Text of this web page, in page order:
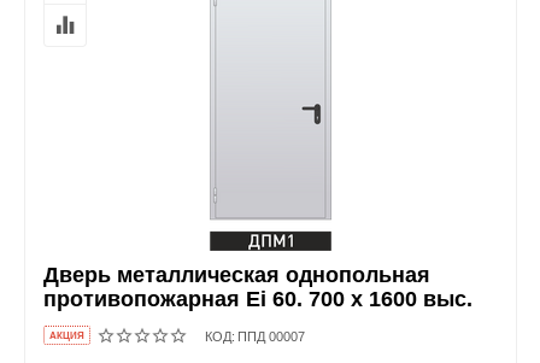
Дверь металлическая однопольная
противопожарная Ei 60. 700 x 1600 выс.
AКЦИЯ КОД: ППД 00007